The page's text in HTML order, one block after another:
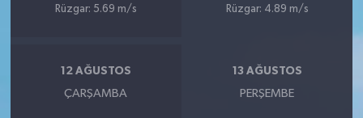
Rüzgar: 5.69 m/s
Rüzgar: 4.89 m/s
12 AĞUSTOS
ÇARŞAMBA
13 AĞUSTOS
PERŞEMBE